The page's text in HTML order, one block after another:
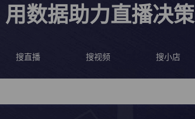
行业价格屠夫，年卡会员低至798/年
用数据助力直播决策
搜直播 搜视频 搜小店